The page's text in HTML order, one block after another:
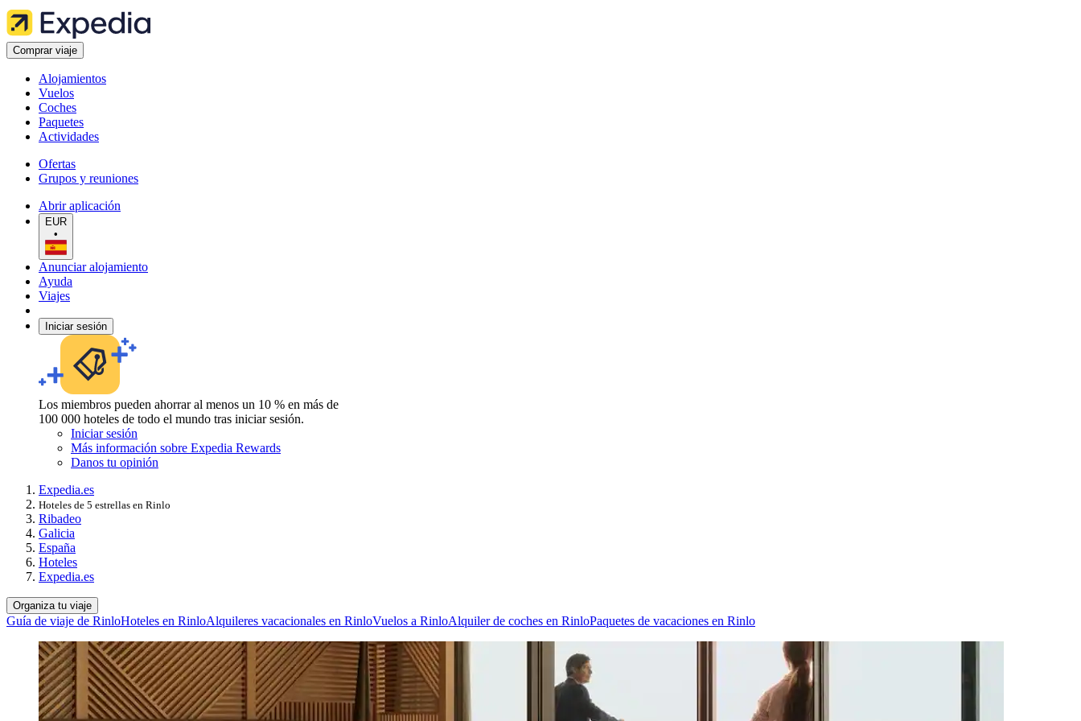
Comprar viaje
Alojamientos
Vuelos
Coches
Paquetes
Actividades
Ofertas
Grupos y reuniones
Abrir aplicación
EUR
•
Anunciar alojamiento
Ayuda
Viajes
Iniciar sesión
Los miembros pueden ahorrar al menos un 10 % en más de
100 000 hoteles de todo el mundo tras iniciar sesión.
Iniciar sesión
Más información sobre Expedia Rewards
Danos tu opinión
Expedia.es
Hoteles de 5 estrellas en Rinlo
Ribadeo
Galicia
España
Hoteles
Expedia.es
Organiza tu viaje
Guía de viaje de RinloHoteles en RinloAlquileres vacacionales en RinloVuelos a RinloAlquiler de coches en RinloPaquetes de vacaciones en Rinlo